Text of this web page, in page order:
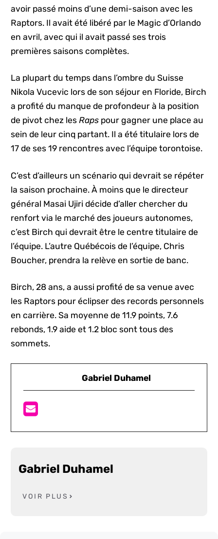
avoir passé moins d’une demi-saison avec les
Raptors. Il avait été libéré par le Magic d’Orlando
en avril, avec qui il avait passé ses trois
premières saisons complètes.
La plupart du temps dans l’ombre du Suisse
Nikola Vucevic lors de son séjour en Floride, Birch
a profité du manque de profondeur à la position
de pivot chez lesRaps pour gagner une place au
sein de leur cinq partant. Il a été titulaire lors de
17 de ses 19 rencontres avec l’équipe torontoise.
C’est d’ailleurs un scénario qui devrait se répéter
la saison prochaine. À moins que le directeur
général Masai Ujiri décide d’aller chercher du
renfort via le marché des joueurs autonomes,
c’est Birch qui devrait être le centre titulaire de
l’équipe. L’autre Québécois de l’équipe, Chris
Boucher, prendra la relève en sortie de banc.
Birch, 28 ans, a aussi profité de sa venue avec
les Raptors pour éclipser des records personnels
en carrière. Sa moyenne de 11.9 points, 7.6
rebonds, 1.9 aide et 1.2 bloc sont tous des
sommets.
Gabriel Duhamel
Gabriel Duhamel
VOIR PLUS